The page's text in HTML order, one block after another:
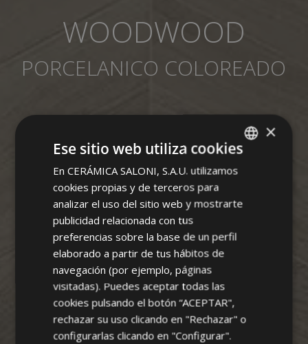
WOODWOOD
PORCELANICO COLOREADO
SPANISH
ENGLISH
GERMAN
×
Ese sitio web utiliza cookies
En CERÁMICA SALONI, S.A.U. utilizamos
cookies propias y de terceros para
analizar el uso del sitio web y mostrarte
publicidad relacionada con tus
preferencias sobre la base de un perfil
elaborado a partir de tus hábitos de
navegación (por ejemplo, páginas
visitadas). Puedes aceptar todas las
cookies pulsando el botón “ACEPTAR",
rechazar su uso clicando en "Rechazar" o
configurarlas clicando en "Configurar".